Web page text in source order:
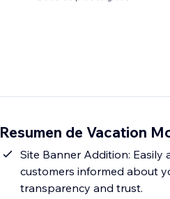
Resumen de Vacation
Site Banner Addition: Easily
customers informed about
transparency and trust.